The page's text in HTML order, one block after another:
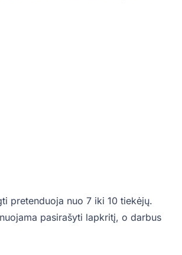
pretenduoja nuo 7 iki 10 tiekėjų.
pasirašyti lapkritį, o darbus